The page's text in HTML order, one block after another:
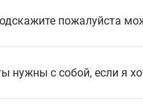
пожалуйста
нужны с собой, если я